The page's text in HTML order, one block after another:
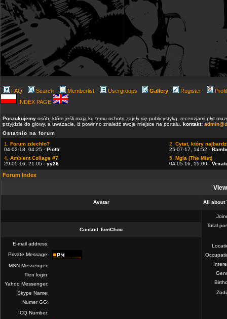
FAQ Search Memberlist Usergroups Gallery Register
INDEX PAGE
Poszukujemy osób, które jeśli mają ku temu ochotę zajęły się publicystyką, recenzjami płyt
przyjdzie do głowy, a uważacie, iż powinno znaleźć swoje miejsce na portalu. kontakt:
Ostatnio na forum
1. Forum zdechło?
04-02-18, 04:25 - Piottr
2. Cytat, który
25-07-17, 14:52 -
4. Ambient Collage #7
29-05-16, 21:05 - yy28
5. Mgla (The Mist)
04-05-16, 15:00 -
Forum Index
Avatar All about
Total
Contact TomChou
E-mail address:
Private Message:
MSN Messenger:
Tlen login:
Yahoo Messenger:
Skype Name:
Numer GG:
ICQ Number: